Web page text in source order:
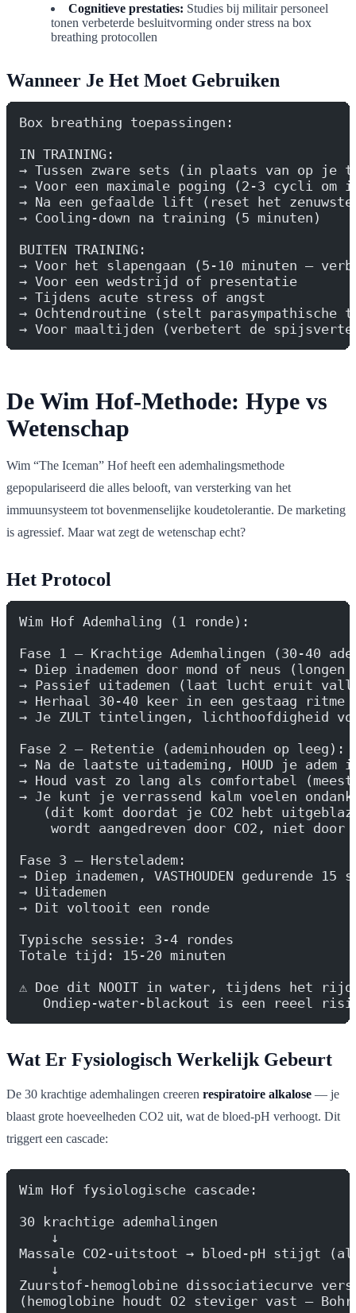
Cognitieve prestaties: Studies bij militair personeel
tonen verbeterde besluitvorming onder stress na box
breathing protocollen
Wanneer Je Het Moet Gebruiken
Box breathing toepassingen:
IN TRAINING:
→ Tussen zware sets (in plaats van op je
→ Voor een maximale poging (2-3 cycli
→ Na een gefaalde lift (reset het
→ Cooling-down na training (5 minuten)
BUITEN TRAINING:
→ Voor het slapengaan (5-10 minuten —
→ Voor een wedstrijd of presentatie
→ Tijdens acute stress of angst
→ Ochtendroutine (stelt parasympathische
→ Voor maaltijden (verbetert de
De Wim Hof-Methode: Hype vs
Wetenschap
Wim “The Iceman” Hof heeft een ademhalingsmethode
gepopulariseerd die alles belooft, van versterking van het
immuunsysteem tot bovenmenselijke koudetolerantie. De marketing
is agressief. Maar wat zegt de wetenschap echt?
Het Protocol
Wim Hof Ademhaling (1 ronde):
Fase 1 — Krachtige Ademhalingen (30-40
→ Diep inademen door mond of neus
→ Passief uitademen (laat lucht eruit
→ Herhaal 30-40 keer in een gestaag ritme
→ Je ZULT tintelingen, lichthoofdigheid
Fase 2 — Retentie (ademinhouden op leeg):
→ Na de laatste uitademing, HOUD je adem
→ Houd vast zo lang als comfortabel
→ Je kunt je verrassend kalm voelen
(dit komt doordat je CO2 hebt
wordt aangedreven door CO2, niet door
Fase 3 — Hersteladem:
→ Diep inademen, VASTHOUDEN gedurende 15
→ Uitademen
→ Dit voltooit een ronde
Typische sessie: 3-4 rondes
Totale tijd: 15-20 minuten
⚠️ Doe dit NOOIT in water, tijdens het
Ondiep-water-blackout is een reeel
Wat Er Fysiologisch Werkelijk Gebeurt
De 30 krachtige ademhalingen creeren respiratoire alkalose — je
blaast grote hoeveelheden CO2 uit, wat de bloed-pH verhoogt. Dit
triggert een cascade:
Wim Hof fysiologische cascade:
30 krachtige ademhalingen
    ↓
Massale CO2-uitstoot → bloed-pH stijgt
    ↓
Zuurstof-hemoglobine dissociatiecurve
(hemoglobine houdt O2 steviger vast —